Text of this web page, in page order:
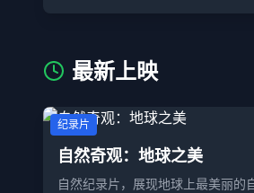
最新上映
纪录片
自然奇观：地球之美
自然纪录片，展现地球上最美丽的